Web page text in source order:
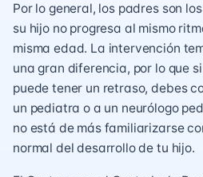
Por lo general, los padres son
su hijo no progresa al mismo
misma edad. La intervención
una gran diferencia, por lo que
puede tener un retraso, debes
un pediatra o a un neurólogo
no está de más familiarizarse
normal del desarrollo de tu hijo.